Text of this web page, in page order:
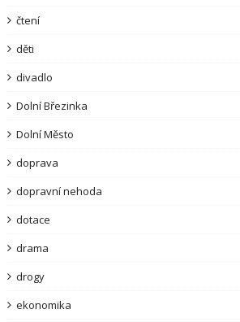
čtení
děti
divadlo
Dolní Březinka
Dolní Město
doprava
dopravní nehoda
dotace
drama
drogy
ekonomika